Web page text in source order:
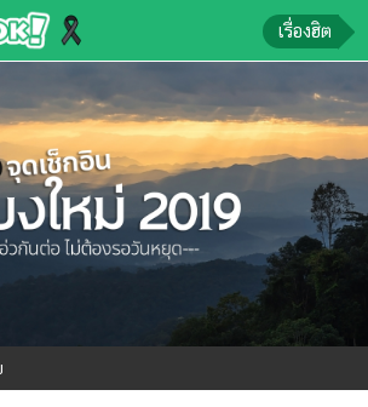
เรื่องฮิต